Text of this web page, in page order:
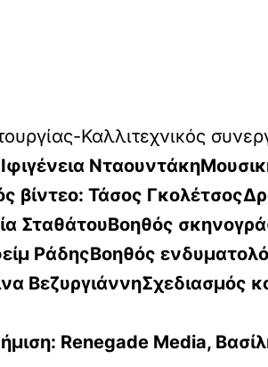
Καλλιτεχνικός
Ιφιγένεια
βίντεο: Τάσος
ΣταθάτουΒοηθός
ΡάδηςΒοηθός
ΒεζυργιάννηΣχεδιασμός
Renegade Media,